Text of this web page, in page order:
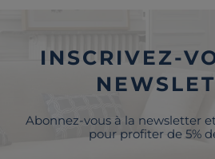
INSCRIVEZ-
Abonnez-vous à la newsletter
pour profiter de 5%